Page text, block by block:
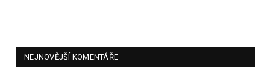
NEJNOVĚJŠÍ KOMENTÁŘE